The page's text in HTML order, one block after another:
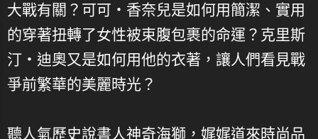
大戰有關？可可・香奈兒是如何用簡潔、實用
的穿著扭轉了女性被束腹包裹的命運？克里斯
汀・迪奧又是如何用他的衣著，讓人們看見戰
爭前繁華的美麗時光？
聽人氣歷史說書人神奇海獅，娓娓道來時尚品